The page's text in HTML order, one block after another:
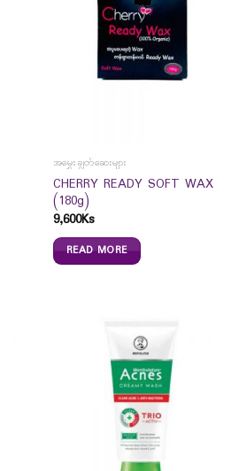
အမွှေးချွတ်ဆေးများ
CHERRY READY SOFT WAX
(180g)
9,600Ks
READ MORE